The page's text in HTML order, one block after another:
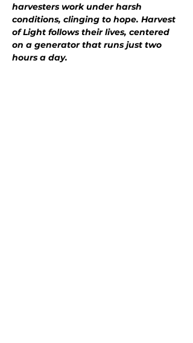
harvesters work under harsh
conditions, clinging to hope. Harvest
of Light follows their lives, centered
on a generator that runs just two
hours a day.